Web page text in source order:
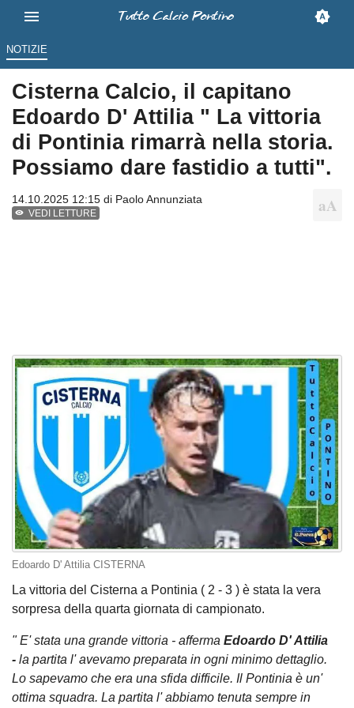
NOTIZIE
Cisterna Calcio, il capitano
Edoardo D' Attilia " La vittoria
di Pontinia rimarrà nella storia.
Possiamo dare fastidio a tutti".
14.10.2025 12:15 di Paolo Annunziata
VEDI LETTURE
Edoardo D' Attilia CISTERNA
La vittoria del Cisterna a Pontinia ( 2 - 3 ) è stata la vera
sorpresa della quarta giornata di campionato.
" E' stata una grande vittoria - afferma Edoardo D' Attilia
- la partita l' avevamo preparata in ogni minimo dettaglio.
Lo sapevamo che era una sfida difficile. Il Pontinia è un'
ottima squadra. La partita l' abbiamo tenuta sempre in